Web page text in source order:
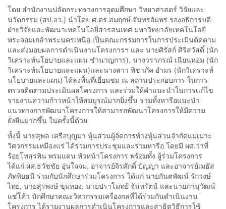
โดย สำนักงานปลัดกระทรวงการอุดมศึกษา วิทยาศาสตร์ วิจัยและ
นวัตกรรม (สป.อว.) นำโดย ศ.ดร.สมฤกษ์ จันทรอัมพร รองอธิการบดี
ฝ่ายวิจัยและพัฒนาเทคโนโลยีสารสนเทศ มหาวิทยาลัยเทคโนโลยี
พระจอมเกล้าพระนครเหนือ เป็นคณะกรรมการในการประเมินติดตาม
และส่งมอบผลการดำเนินงานโครงการฯ และ นายศิรัสก์ ศิริสวัสดิ์ (นัก
วิเคราะห์นโยบายและแผน ชำนาญการ), นางวราภรณ์ เนียนหอม (นัก
วิเคราะห์นโยบายและแผน)และนางสาว พิชาภัค อำมร (นักวิเคราะห์
นโยบายและแผน) ได้ลงพื้นที่เยี่ยมชม ณ สถานประกอบการ ในการ
ตรวจติดตามประเมินผลโครงการ และร่วมให้คำแนะนำในการเเก้ไข
รายงานความก้าวหน้าให้สมบูรณ์มากยิ่งขึ้น รวมทั้งหารือแนะนำ
แนวทางการพัฒนาโครงการให้สามารถพัฒนาโครงการให้มีความ
ยั่งยืนมากขึ้น ในครั้งนี้ด้วย
ทั้งนี้ นายสุพล เครือบุญมา หุ้นส่วนผู้จัดการห้างหุ้นส่วนจำกัดแม่เมาะ
วิศวกรรมเหมืองแร่ ได้ร่วมการประชุมและร่วมหารือ โดยมี ผศ.ว่าที่
ร้อยโทสุรพิน พรมแดน หัวหน้าโครงการ พร้อมทั้ง ผู้ร่วมโครงการ
ได้แก่ ผศ.ธวัชชัย อุ่นใจจม, อาจารย์จิรศักดิ์ ปัญญา และอาจารย์เมธัส
ภัททิยธนี ร่วมกับนักศึกษาร่วมโครงการ ได้แก่ นายกันตพัฒน์ รักวงษ์
ไทย, นายสุรพงษ์ ขุมทอง, นายปราโมทย์ จันทรัตน์ และนายภานุวัฒน์
แซ่โค้ว นักศึกษาคณะวิศวกรรมเครื่องกลที่ได้ร่วมกันดำเนินงาน
โครงการ ได้รายงานผลการดำเนินโครงการและสาธิตวิธีการใช้